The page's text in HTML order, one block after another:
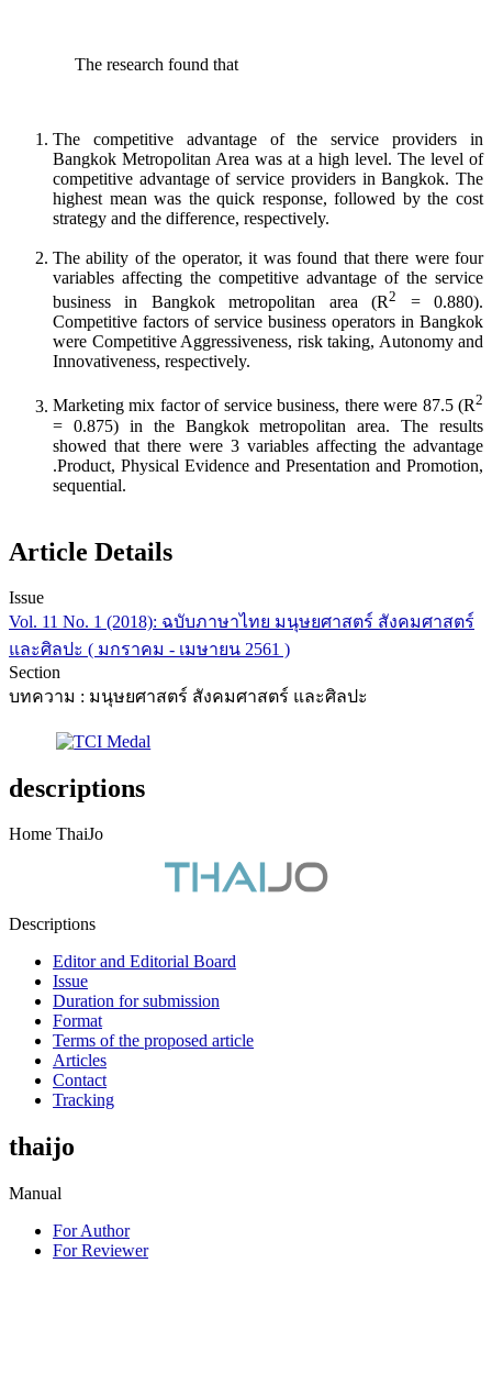
The research found that
The competitive advantage of the service providers in
Bangkok Metropolitan Area was at a high level. The level of
competitive advantage of service providers in Bangkok. The
highest mean was the quick response, followed by the cost
strategy and the difference, respectively.
The ability of the operator, it was found that there were four
variables affecting the competitive advantage of the service
business in Bangkok metropolitan area (R2
= 0.880).
Competitive factors of service business operators in Bangkok
were Competitive Aggressiveness, risk taking, Autonomy and
Innovativeness, respectively.
Marketing mix factor of service business, there were 87.5 (R2
= 0.875) in the Bangkok metropolitan area. The results
showed that there were 3 variables affecting the advantage
.Product, Physical Evidence and Presentation and Promotion,
sequential.
Article Details
Issue
Vol. 11 No. 1 (2018): ฉบับภาษาไทย มนุษยศาสตร์ สังคมศาสตร์
และศิลปะ ( มกราคม - เมษายน 2561 )
Section
บทความ : มนุษยศาสตร์ สังคมศาสตร์ และศิลปะ
descriptions
Home ThaiJo
Descriptions
Editor and Editorial Board
Issue
Duration for submission
Format
Terms of the proposed article
Articles
Contact
Tracking
thaijo
Manual
For Author
For Reviewer